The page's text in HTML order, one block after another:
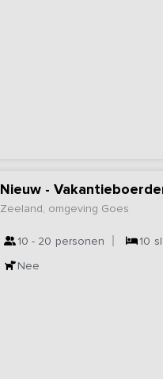
Nieuw -
Zeeland, omgeving Goes
10 - 20 personen 10
Nee